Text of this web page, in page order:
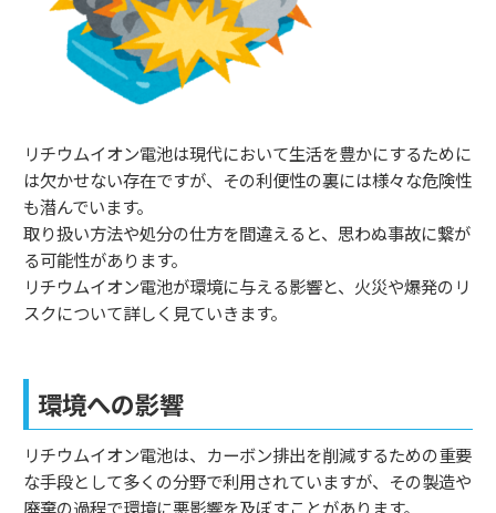
リチウムイオン電池は現代において生活を豊かにするために
は欠かせない存在ですが、その利便性の裏には様々な危険性
も潜んでいます。
取り扱い方法や処分の仕方を間違えると、思わぬ事故に繋が
る可能性があります。
リチウムイオン電池が環境に与える影響と、火災や爆発のリ
スクについて詳しく見ていきます。
環境への影響
リチウムイオン電池は、カーボン排出を削減するための重要
な手段として多くの分野で利用されていますが、その製造や
廃棄の過程で環境に悪影響を及ぼすことがあります。